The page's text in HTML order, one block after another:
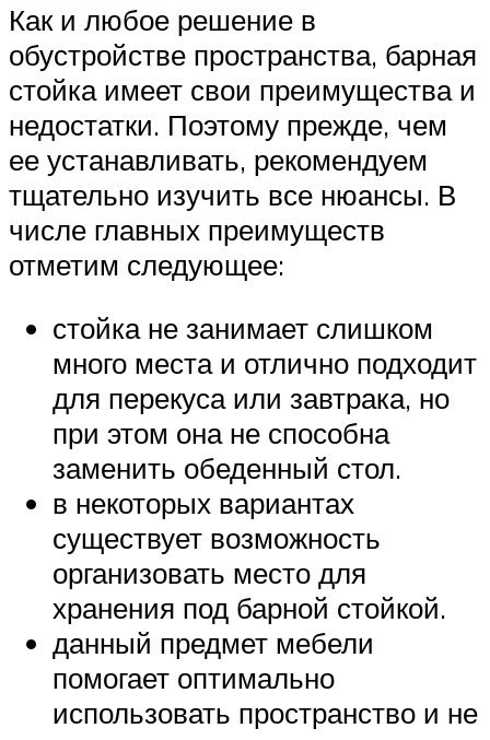
Как и любое решение в
обустройстве пространства, барная
стойка имеет свои преимущества и
недостатки. Поэтому прежде, чем
ее устанавливать, рекомендуем
тщательно изучить все нюансы. В
числе главных преимуществ
отметим следующее:
стойка не занимает слишком
много места и отлично подходит
для перекуса или завтрака, но
при этом она не способна
заменить обеденный стол.
в некоторых вариантах
существует возможность
организовать место для
хранения под барной стойкой.
данный предмет мебели
помогает оптимально
использовать пространство и не